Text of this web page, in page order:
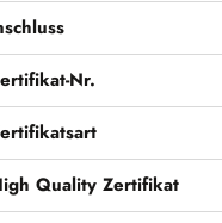
Nr.
Quality Zertifikat